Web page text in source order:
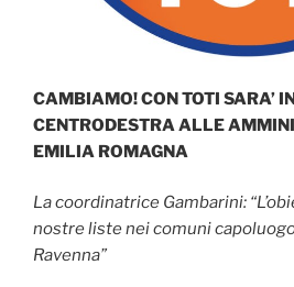
CAMBIAMO! CON TOTI SARA’
CENTRODESTRA ALLE
EMILIA ROMAGNA
La coordinatrice Gambarini:
nostre liste nei comuni
Ravenna”